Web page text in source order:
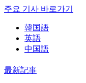
주요 기사 바로가기
韓国語
英語
中国語
最新記事